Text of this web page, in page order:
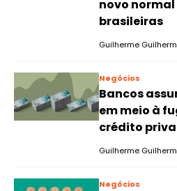
novo
brasileiras
Guilherme
Negócios
Bancos
em meio à
crédito
Guilherme
Negócios